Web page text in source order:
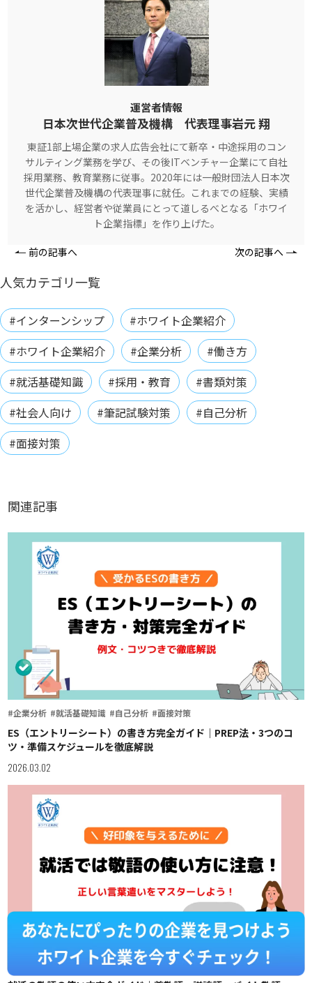
運営者情報
日本次世代企業普及機構 代表理事岩元 翔
東証1部上場企業の求人広告会社にて新卒・中途採用のコン
サルティング業務を学び、その後ITベンチャー企業にて自社
採用業務、教育業務に従事。2020年には一般財団法人日本次
世代企業普及機構の代表理事に就任。これまでの経験、実績
を活かし、経営者や従業員にとって道しるべとなる「ホワイ
ト企業指標」を作り上げた。
前の記事へ 次の記事へ
人気カテゴリ一覧
#インターンシップ
#ホワイト企業紹介
#ホワイト企業紹介
#企業分析
#働き方
#就活基礎知識
#採用・教育
#書類対策
#社会人向け
#筆記試験対策
#自己分析
#面接対策
関連記事
#企業分析 #就活基礎知識 #自己分析 #面接対策
ES（エントリーシート）の書き方完全ガイド｜PREP法・3つのコ
ツ・準備スケジュールを徹底解説
2026.03.02
#企業分析 #就活基礎知識 #自己分析 #面接対策